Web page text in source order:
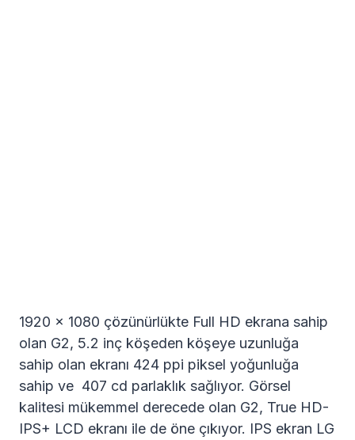
1920 x 1080 çözünürlükte Full HD ekrana sahip
olan G2, 5.2 inç köşeden köşeye uzunluğa
sahip olan ekranı 424 ppi piksel yoğunluğa
sahip ve 407 cd parlaklık sağlıyor. Görsel
kalitesi mükemmel derecede olan G2, True HD-
IPS+ LCD ekranı ile de öne çıkıyor. IPS ekran LG